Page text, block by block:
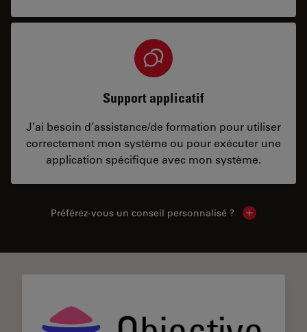
Support applicatif
J’ai besoin d’assistance/de formation pour utiliser
correctement mon système ou pour exécuter une
application spécifique avec mon système.
Préférez-vous un conseil personnalisé ? Show local